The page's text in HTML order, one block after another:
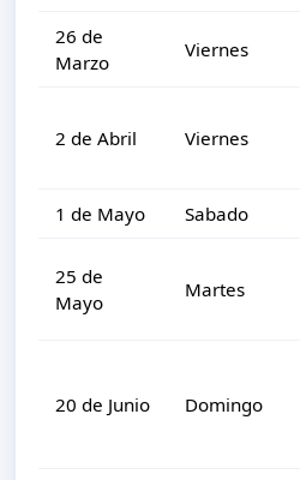
26 de
Marzo
Viernes
2 de Abril Viernes
1 de Mayo Sabado
25 de
Mayo
Martes
20 de Junio Domingo